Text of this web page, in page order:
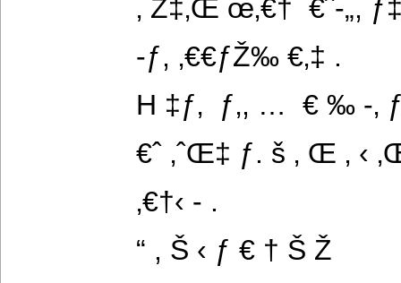
‚ Ž‡‚Œ œ‚€†  €ˆ-„,
-ƒ, ‚€€ƒŽ‰ €‚‡ .
H ‡ƒ‚  ƒ‚, …  € ‰ -‚
€ˆ ‚ˆŒ‡ ƒ. š ‚ Œ ‚ ‹
‚€†‹ - .
“ , Š ‹ ƒ € † Š Ž